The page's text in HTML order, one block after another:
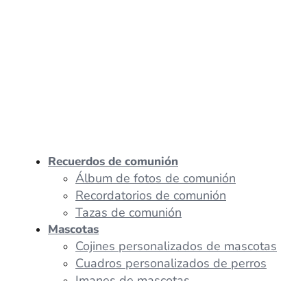
Recuerdos de comunión
Álbum de fotos de comunión
Recordatorios de comunión
Tazas de comunión
Mascotas
Cojines personalizados de mascotas
Cuadros personalizados de perros